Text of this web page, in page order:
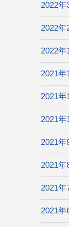
2022年
2022年
2022年
2021年
2021年
2021年
2021年
2021年
2021年
2021年